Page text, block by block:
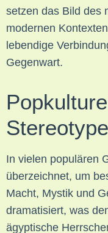
setzen das Bild des
modernen
lebendige
Gegenwart.
In vielen populären
überzeichnet, um
Macht, Mystik und
dramatisiert, was
ägyptische